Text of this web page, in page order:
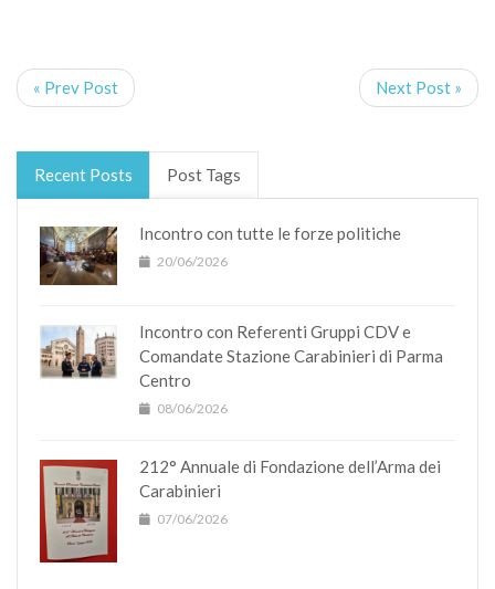
« Prev Post Next Post »
Recent Posts Post Tags
Incontro con tutte le forze politiche
20/06/2026
Incontro con Referenti Gruppi CDV e
Comandate Stazione Carabinieri di Parma
Centro
08/06/2026
212° Annuale di Fondazione dell’Arma dei
Carabinieri
07/06/2026